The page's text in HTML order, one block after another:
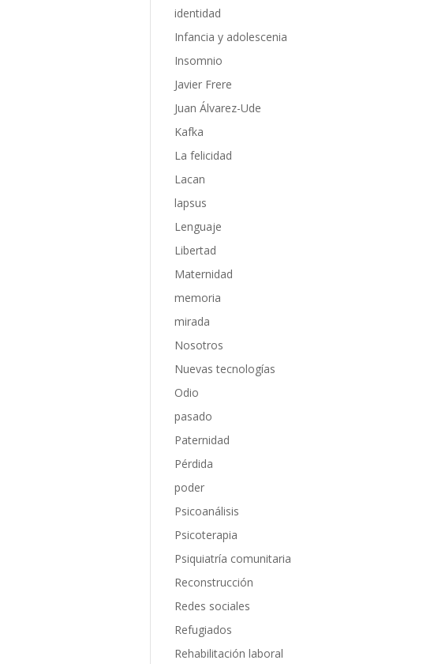
identidad
Infancia y adolescenia
Insomnio
Javier Frere
Juan Álvarez-Ude
Kafka
La felicidad
Lacan
lapsus
Lenguaje
Libertad
Maternidad
memoria
mirada
Nosotros
Nuevas tecnologías
Odio
pasado
Paternidad
Pérdida
poder
Psicoanálisis
Psicoterapia
Psiquiatría comunitaria
Reconstrucción
Redes sociales
Refugiados
Rehabilitación laboral